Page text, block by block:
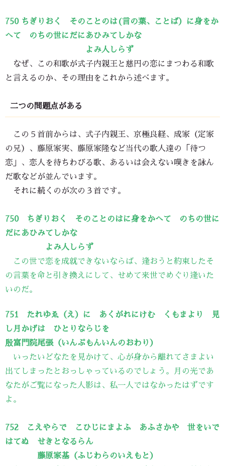
750 ちぎりおく そのことのは(言の葉、ことば）に身をか
へて のちの世にだにあひみてしかな
よみ人しらず
なぜ、この和歌が式子内親王と慈円の恋にまつわる和歌
と言えるのか、その理由をこれから述べます。
二つの問題点がある
この５首前からは、式子内親王、京極良経、成家（定家
の兄）、藤原家実、藤原家隆など当代の歌人達の「待つ
恋」、恋人を待ちわびる歌、あるいは会えない嘆きを詠ん
だ歌などが並んでいます。
それに続くのが次の３首です。
750 ちぎりおく そのことのはに身をかへて のちの世に
だにあひみてしかな
よみ人しらず
この世で恋を成就できないならば、逢おうと約束したそ
の言葉を命と引き換えにして、せめて来世でめぐり逢いた
いのだ。
751 たれゆゑ（え）に あくがれにけむ くもまより 見
し月かげは ひとりならじを
殷富門院尾張（いんぷもんいんのおわり）
いったいどなたを見かけて、心が身から離れてさまよい
出てしまったとおっしゃっているのでしょう。月の光であ
なたがご覧になった人影は、私一人ではなかったはずです
よ。
752 こえやらで こひじにまよふ あふさかや 世をいで
はてぬ せきとなるらん
藤原家基（ふじわらのいえもと）